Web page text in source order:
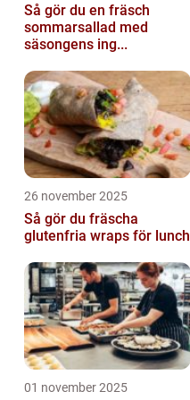
Så gör du en fräsch
sommarsallad med
säsongens ing...
26 november 2025
Så gör du fräscha
glutenfria wraps för lunch
01 november 2025